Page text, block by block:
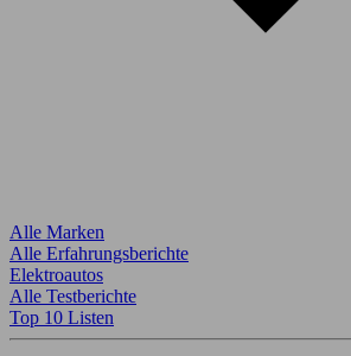
Alle Marken
Alle Erfahrungsberichte
Elektroautos
Alle Testberichte
Top 10 Listen